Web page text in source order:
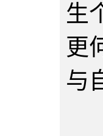
生
更
与